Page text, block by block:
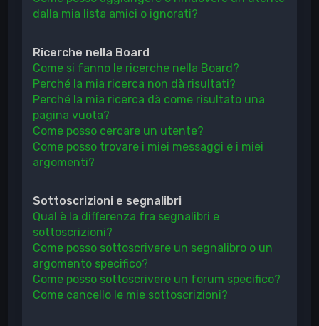
dalla mia lista amici o ignorati?
Ricerche nella Board
Come si fanno le ricerche nella Board?
Perché la mia ricerca non dà risultati?
Perché la mia ricerca dà come risultato una
pagina vuota?
Come posso cercare un utente?
Come posso trovare i miei messaggi e i miei
argomenti?
Sottoscrizioni e segnalibri
Qual è la differenza fra segnalibri e
sottoscrizioni?
Come posso sottoscrivere un segnalibro o un
argomento specifico?
Come posso sottoscrivere un forum specifico?
Come cancello le mie sottoscrizioni?